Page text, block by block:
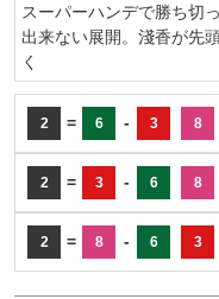
スーパーハンデで勝ち切
出来ない展開。淺香が先
く
2 = 6 - 3 8
2 = 3 - 6 8
2 = 8 - 6 3